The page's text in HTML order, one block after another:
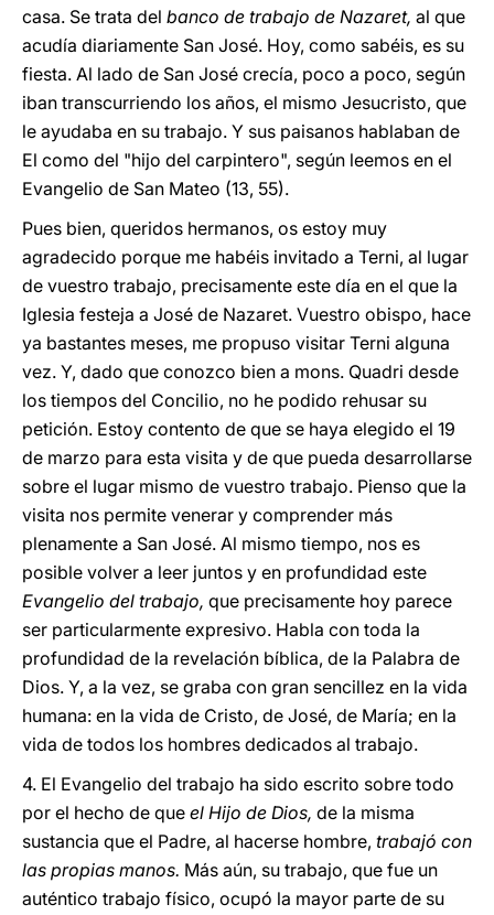
casa. Se trata del banco de trabajo de Nazaret, al que
acudía diariamente San José. Hoy, como sabéis, es su
fiesta. Al lado de San José crecía, poco a poco, según
iban transcurriendo los años, el mismo Jesucristo, que
le ayudaba en su trabajo. Y sus paisanos hablaban de
El como del "hijo del carpintero", según leemos en el
Evangelio de San Mateo (13, 55).
Pues bien, queridos hermanos, os estoy muy
agradecido porque me habéis invitado a Terni, al lugar
de vuestro trabajo, precisamente este día en el que la
Iglesia festeja a José de Nazaret. Vuestro obispo, hace
ya bastantes meses, me propuso visitar Terni alguna
vez. Y, dado que conozco bien a mons. Quadri desde
los tiempos del Concilio, no he podido rehusar su
petición. Estoy contento de que se haya elegido el 19
de marzo para esta visita y de que pueda desarrollarse
sobre el lugar mismo de vuestro trabajo. Pienso que la
visita nos permite venerar y comprender más
plenamente a San José. Al mismo tiempo, nos es
posible volver a leer juntos y en profundidad este
Evangelio del trabajo, que precisamente hoy parece
ser particularmente expresivo. Habla con toda la
profundidad de la revelación bíblica, de la Palabra de
Dios. Y, a la vez, se graba con gran sencillez en la vida
humana: en la vida de Cristo, de José, de María; en la
vida de todos los hombres dedicados al trabajo.
4. El Evangelio del trabajo ha sido escrito sobre todo
por el hecho de que el Hijo de Dios, de la misma
sustancia que el Padre, al hacerse hombre, trabajó con
las propias manos. Más aún, su trabajo, que fue un
auténtico trabajo físico, ocupó la mayor parte de su